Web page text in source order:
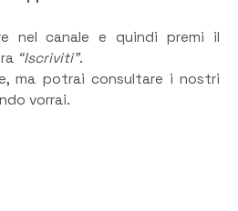
nel canale e quindi premi il
“Iscriviti”.
ma potrai consultare i nostri
vorrai.